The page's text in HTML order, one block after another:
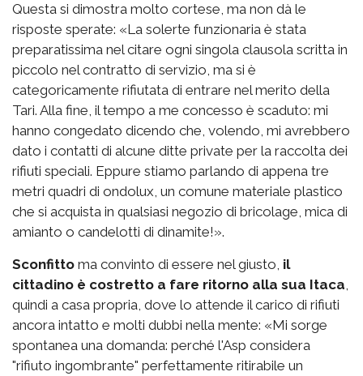
Questa si dimostra molto cortese, ma non dà le
risposte sperate: «La solerte funzionaria è stata
preparatissima nel citare ogni singola clausola scritta in
piccolo nel contratto di servizio, ma si è
categoricamente rifiutata di entrare nel merito della
Tari. Alla fine, il tempo a me concesso è scaduto: mi
hanno congedato dicendo che, volendo, mi avrebbero
dato i contatti di alcune ditte private per la raccolta dei
rifiuti speciali. Eppure stiamo parlando di appena tre
metri quadri di ondolux, un comune materiale plastico
che si acquista in qualsiasi negozio di bricolage, mica di
amianto o candelotti di dinamite!».
Sconfitto ma convinto di essere nel giusto, il
cittadino è costretto a fare ritorno alla sua Itaca,
quindi a casa propria, dove lo attende il carico di rifiuti
ancora intatto e molti dubbi nella mente: «Mi sorge
spontanea una domanda: perché l'Asp considera
"rifiuto ingombrante" perfettamente ritirabile un